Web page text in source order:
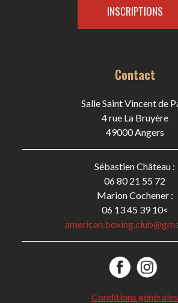
INSCRIPTIONS
Contact
Salle Saint Vincent de
4 rue La Bruyère
49000 Angers
Sébastien Château :
06 80 21 55 72
Marion Cochener :
06 13 45 39 10<
Conditions générales